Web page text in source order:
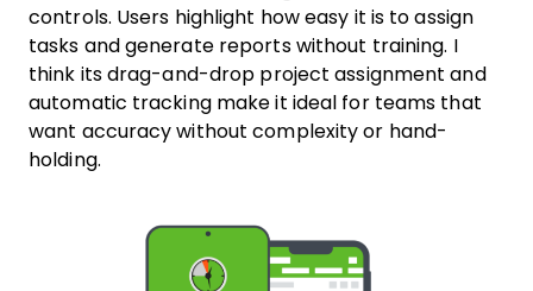
controls. Users highlight how easy it is to assign
tasks and generate reports without training. I
think its drag-and-drop project assignment and
automatic tracking make it ideal for teams that
want accuracy without complexity or hand-
holding.